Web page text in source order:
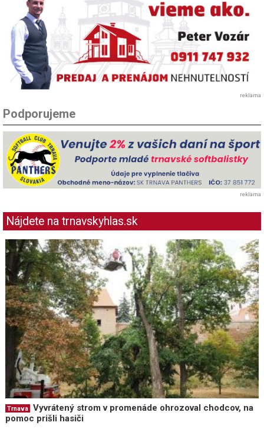
reklama
Podporujeme
reklama
Nájdete na trnavskyhlas.sk
Trnava
Vyvrátený strom v promenáde ohrozoval chodcov, na
pomoc prišli hasiči